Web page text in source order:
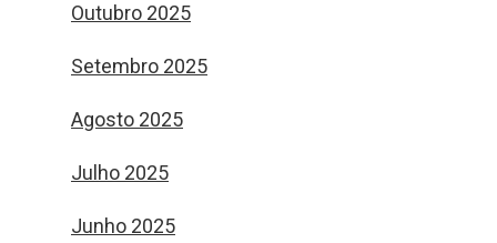
Outubro 2025
Setembro 2025
Agosto 2025
Julho 2025
Junho 2025